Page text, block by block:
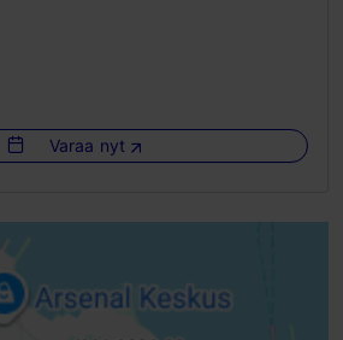
Kyllä
ulkona: 100
pääsy pyörätuolilla
skootterilla
kaidetta
(leveys < 800 mm)
Varaa nyt